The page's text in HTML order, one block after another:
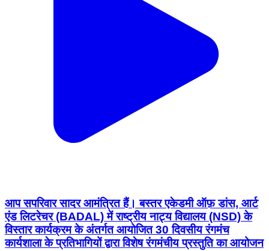
आप सपरिवार सादर आमंत्रित हैं। बस्तर एकेडमी ऑफ़ डांस, आर्ट
एंड लिटरेचर (BADAL) में राष्ट्रीय नाट्य विद्यालय (NSD) के
विस्तार कार्यक्रम के अंतर्गत आयोजित 30 दिवसीय रंगमंच
कार्यशाला के प्रतिभागियों द्वारा विशेष रंगमंचीय प्रस्तुति का आयोजन